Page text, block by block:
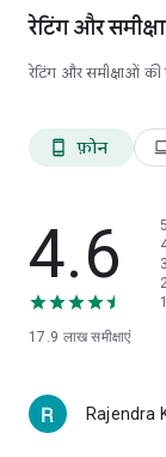
करने में मदद करने के
रेटिंग और
रेटिंग और समीक्षाओं की
phone_android फ़ोन
4.6
17.9 लाखसमीक्षाएं
5
3
1
Rajendra